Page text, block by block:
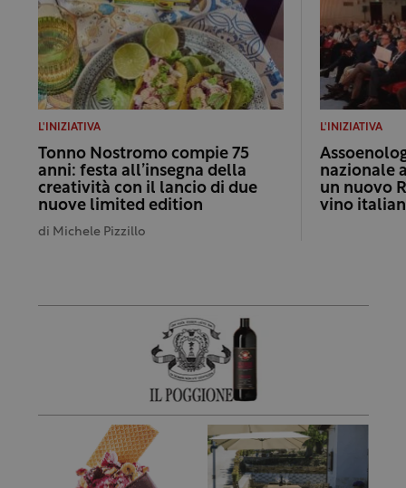
L'INIZIATIVA
Tonno Nostromo compie 75
anni: festa all’insegna della
creatività con il lancio di due
nuove limited edition
di Michele Pizzillo
L'INIZIATIVA
nazionale
un nuovo
vino